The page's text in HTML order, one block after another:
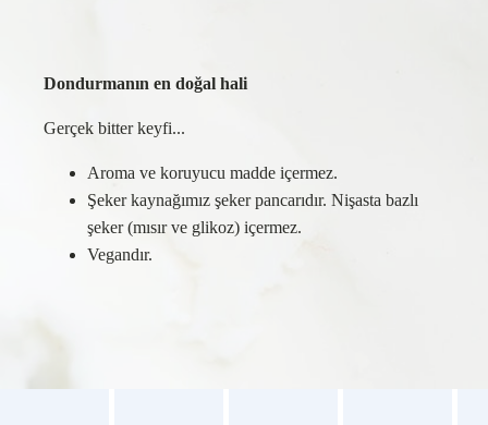
Dondurmanın en doğal hali
Gerçek bitter keyfi...
Aroma ve koruyucu madde içermez.
Şeker kaynağımız şeker pancarıdır. Nişasta bazlı
şeker (mısır ve glikoz) içermez.
Vegandır.